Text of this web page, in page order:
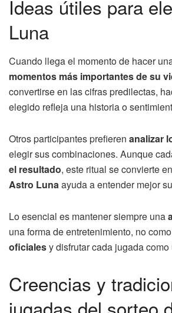
Ideas útiles para
Luna
Cuando llega el momento de hacer
momentos más importantes de su
convertirse en las cifras predilectas,
elegido refleja una historia o
Otros participantes prefieren analizar
elegir sus combinaciones. Aunque
el resultado, este ritual se convierte
Astro Lunaayuda a entender mejor
Lo esencial es mantener siempre una
una forma de entretenimiento, no
oficialesy disfrutar cada jugada
Creencias y